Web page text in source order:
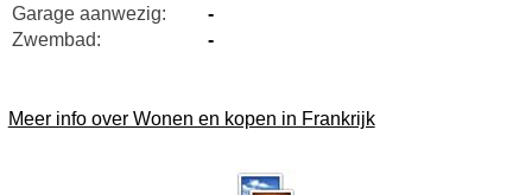
Garage aanwezig:
-
Zwembad:
-
Meer info over Wonen en kopen in Frankrijk